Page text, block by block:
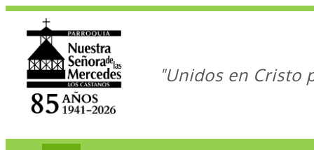
"Unidos en Cristo